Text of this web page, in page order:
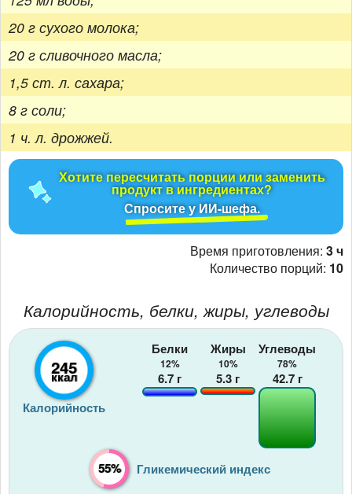
20 г сухого молока;
20 г сливочного масла;
1,5 ст. л. сахара;
8 г соли;
1 ч. л. дрожжей.
Хотите пересчитать порции или заменить
продукт в ингредиентах?
Спросите у ИИ-шефа.
Время приготовления: 3 ч
Количество порций: 10
Калорийность, белки, жиры, углеводы
245
ккал
Калорийность
Белки
12%
6.7 г
Жиры
10%
5.3 г
Углеводы
78%
42.7г
55% Гликемический индекс